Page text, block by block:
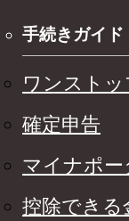
手続きガイド
ワンスト
確定申告
マイナポ
控除できる